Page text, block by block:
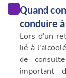
ou qu'ils ont
services.
Quand
conduire
Lors d'un
lié à
de
important